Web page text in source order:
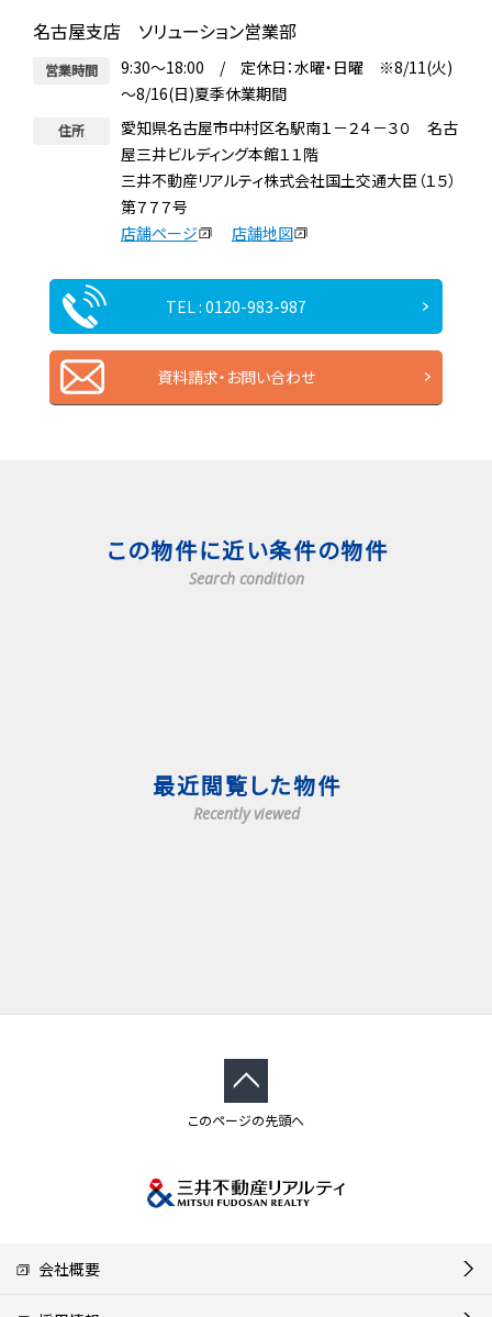
名古屋支店 ソリューション営業部
営業時間
9:30～18:00 / 定休日：水曜・日曜 ※8/11(火)
～8/16(日)夏季休業期間
住所
愛知県名古屋市中村区名駅南１－２４－３０ 名古
屋三井ビルディング本館１１階
三井不動産リアルティ株式会社国土交通大臣（１５）
第７７７号
店舗ページ
店舗地図
TEL : 0120-983-987
資料請求・お問い合わせ
この物件に近い条件の物件
Search condition
最近閲覧した物件
Recently viewed
このページの先頭へ
会社概要